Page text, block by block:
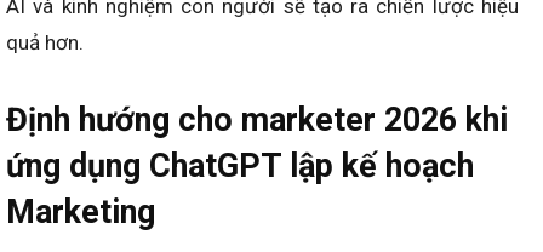
AI không hiểu thị trường theo cảm tính của
marketer
ChatGPT không thể cảm nhận bối cảnh thị trường như
kinh nghiệm thực chiến của marketer. Những yếu tố cảm
tính như văn hóa, xu hướng vi mô hay sự tinh tế trong
hành vi khách hàng đôi khi bị bỏ sót. Marketer cần bổ